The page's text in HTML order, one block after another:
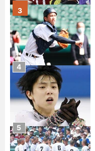
3
4
5